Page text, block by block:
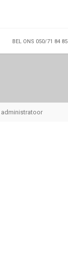
BEL ONS 050/71 84 85
administratoor